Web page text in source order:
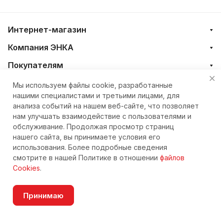
Интернет-магазин
Компания ЭНКА
Покупателям
+7 (4212) 23-33-33
eshop@nkteh.ru
© 2026 Интернет-магазин ЭНКА техника
Согласие на обработку персональных данных
Мы используем файлы cookie, разработанные
нашими специалистами и третьими лицами, для
анализа событий на нашем веб-сайте, что позволяет
нам улучшать взаимодействие с пользователями и
обслуживание. Продолжая просмотр страниц
нашего сайта, вы принимаете условия его
использования. Более подробные сведения
смотрите в нашей Политике в отношении файлов
Cookies.
Принимаю